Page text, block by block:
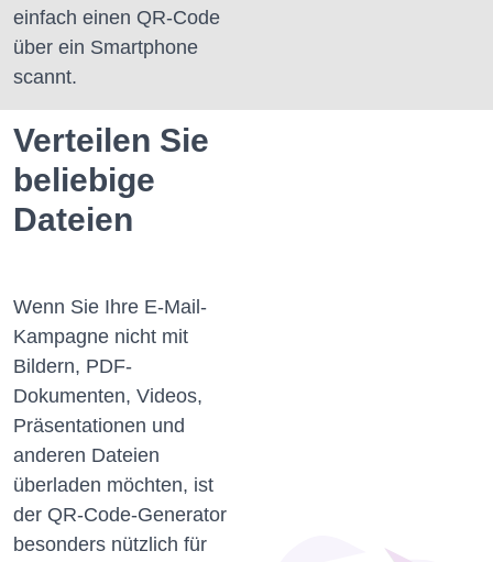
einfach einen QR-Code
über ein Smartphone
scannt.
Verteilen Sie
beliebige
Dateien
Wenn Sie Ihre E-Mail-
Kampagne nicht mit
Bildern, PDF-
Dokumenten, Videos,
Präsentationen und
anderen Dateien
überladen möchten, ist
der QR-Code-Generator
besonders nützlich für